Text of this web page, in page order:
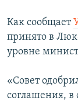
Как сообщает
принято в
уровне
«Совет
соглашения, в